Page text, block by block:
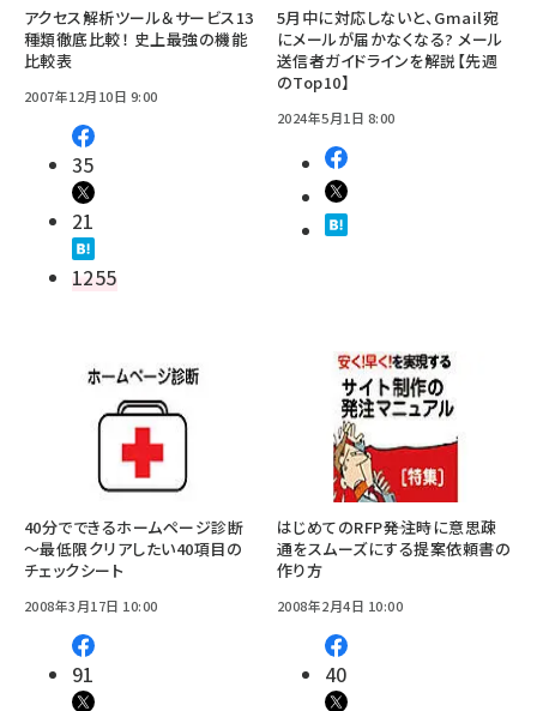
アクセス解析ツール＆サービス13
種類徹底比較！ 史上最強の機能
比較表
2007年12月10日 9:00
35
21
1255
5月中に対応しないと、Gmail宛
にメールが届かなくなる? メール
送信者ガイドラインを解説【先週
のTop10】
2024年5月1日 8:00
40分でできるホームページ診断
～最低限クリアしたい40項目の
チェックシート
2008年3月17日 10:00
91
はじめてのRFP――発注時に意思疎
通をスムーズにする提案依頼書の
作り方
2008年2月4日 10:00
40